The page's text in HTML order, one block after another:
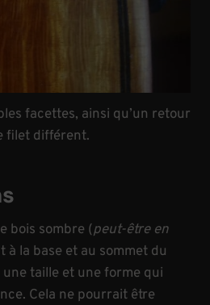
facettes, ainsi qu’un retour
filet différent.
bois sombre (peut-être en
à la base et au sommet du
taille et une forme qui
Cela ne pourrait être